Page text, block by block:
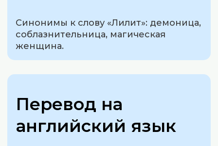
Синонимы к слову «Лилит»: демоница,
соблазнительница, магическая
женщина.
Перевод на
английский язык